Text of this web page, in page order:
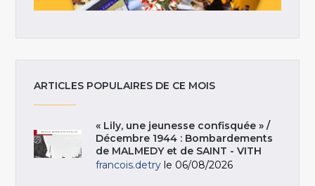
ARTICLES POPULAIRES DE CE MOIS
« Lily, une jeunesse confisquée » /
Décembre 1944 : Bombardements
de MALMEDY et de SAINT - VITH
francois.detry le 06/08/2026